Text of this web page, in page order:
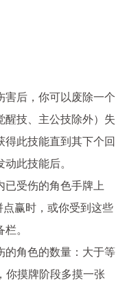
害后，你可以废除一个
醒技、主公技除外）失
此技能直到其下个回
此技能后。
已受伤的角色手牌上
赢时，或你受到这些
。
的角色的数量：大于等
你摸牌阶段多摸一张